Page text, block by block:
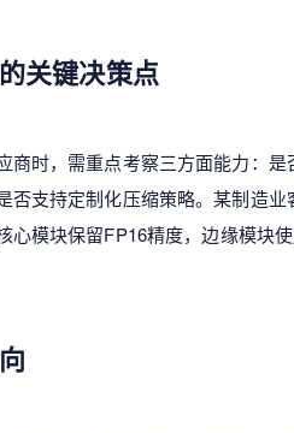
关键决策点
商时，需重点考察三方面能力：
否支持定制化压缩策略。某制造
模块保留FP16精度，边缘模块使